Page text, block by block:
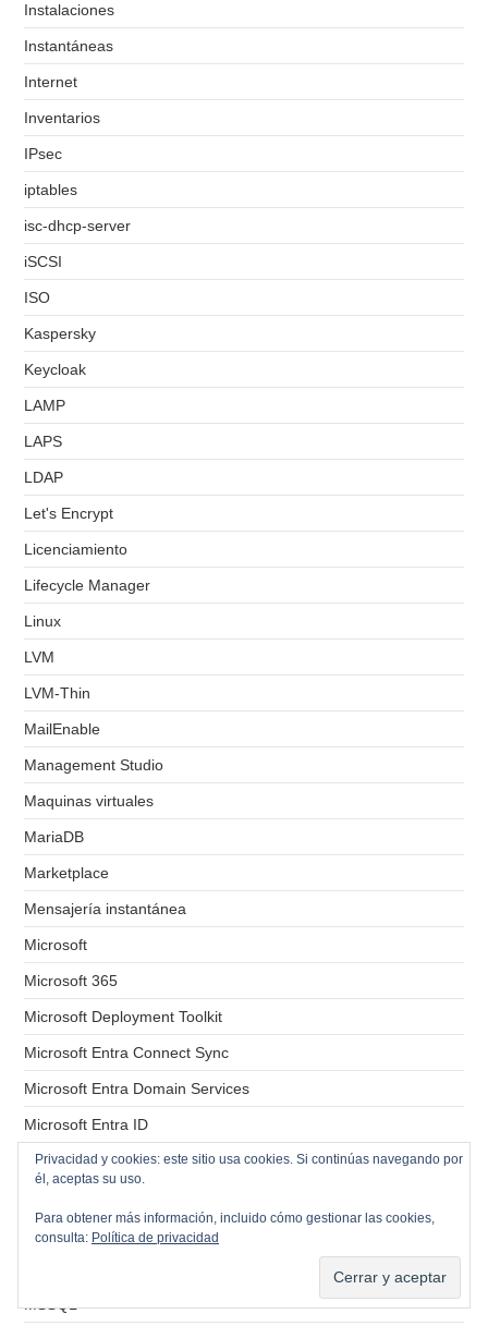
Instalaciones
Instantáneas
Internet
Inventarios
IPsec
iptables
isc-dhcp-server
iSCSI
ISO
Kaspersky
Keycloak
LAMP
LAPS
LDAP
Let's Encrypt
Licenciamiento
Lifecycle Manager
Linux
LVM
LVM-Thin
MailEnable
Management Studio
Maquinas virtuales
MariaDB
Marketplace
Mensajería instantánea
Microsoft
Microsoft 365
Microsoft Deployment Toolkit
Microsoft Entra Connect Sync
Microsoft Entra Domain Services
Microsoft Entra ID
Migraciones
Monitorizacion
MSSQL
Privacidad y cookies: este sitio usa cookies. Si continúas navegando por
él, aceptas su uso.
Para obtener más información, incluido cómo gestionar las cookies,
consulta: Política de privacidad